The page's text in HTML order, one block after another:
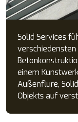
Solid Services
einem
Außenflure,
Objekts auf